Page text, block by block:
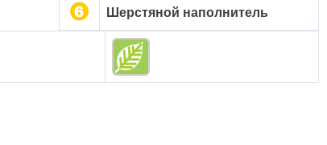
Шерстяной наполнитель